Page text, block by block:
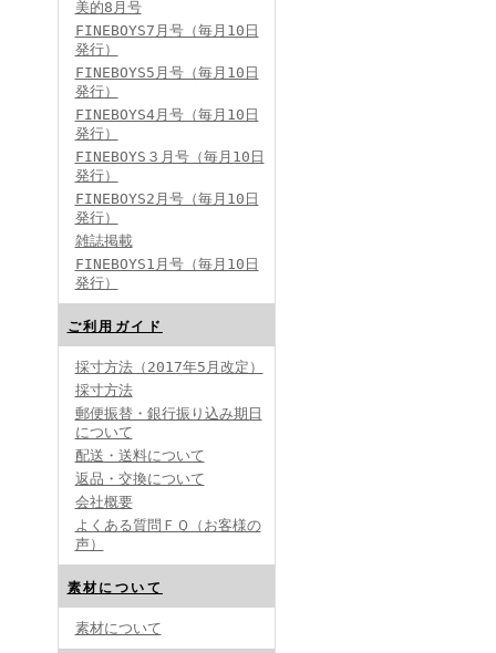
美的8月号
FINEBOYS7月号（毎月10日
発行）
FINEBOYS5月号（毎月10日
発行）
FINEBOYS4月号（毎月10日
発行）
FINEBOYS３月号（毎月10日
発行）
FINEBOYS2月号（毎月10日
発行）
雑誌掲載
FINEBOYS1月号（毎月10日
発行）
ご利用ガイド
採寸方法（2017年5月改定）
採寸方法
郵便振替・銀行振り込み期日
について
配送・送料について
返品・交換について
会社概要
よくある質問ＦＱ（お客様の
声）
素材について
素材について